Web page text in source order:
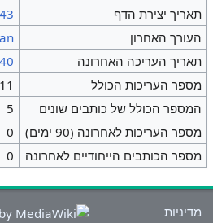
תאריך יצירת הדף
00:43,
העורך האחרון
תאריך העריכה האחרונה
16:40,
מספר העריכות הכולל
11
המספר הכולל של כותבים שונים
5
מספר העריכות לאחרונה (90 ימים)
0
מספר הכותבים הייחודיים לאחרונה
0
מדיניות